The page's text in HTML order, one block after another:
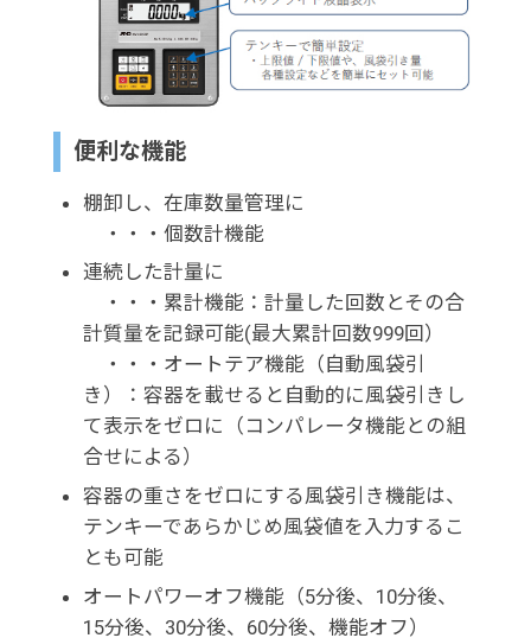
便利な機能
棚卸し、在庫数量管理に
・・・個数計機能
連続した計量に
・・・累計機能：計量した回数とその合
計質量を記録可能(最大累計回数999回）
・・・オートテア機能（自動風袋引
き）：容器を載せると自動的に風袋引きし
て表示をゼロに（コンパレータ機能との組
合せによる）
容器の重さをゼロにする風袋引き機能は、
テンキーであらかじめ風袋値を入力するこ
とも可能
オートパワーオフ機能（5分後、10分後、
15分後、30分後、60分後、機能オフ）